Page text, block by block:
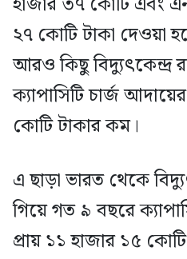
২৭ কোটি টাকা দেওয়া
আরও কিছু বিদ্যুৎকেন্দ্র
ক্যাপাসিটি চার্জ
কোটি টাকার কম।
এ ছাড়া ভারত থেকে
গিয়ে গত ৯ বছরে
প্রায় ১১ হাজার ১৫